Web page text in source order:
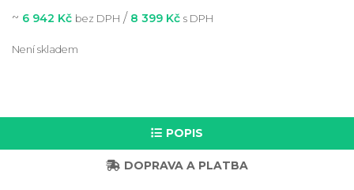
~ 6 942 Kč bez DPH / 8 399 Kč s DPH
Není skladem
POPIS
DOPRAVA A PLATBA